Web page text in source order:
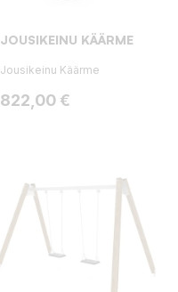
JOUSIKEINU KÄÄRME
Jousikeinu Käärme
Hinta
822,00 €